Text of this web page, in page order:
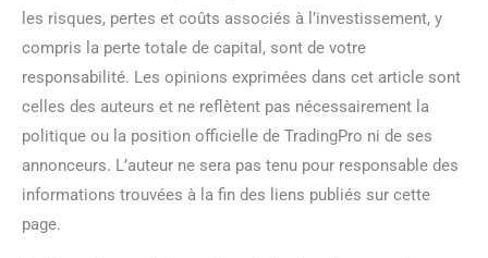
les risques, pertes et coûts associés à l’investissement, y
compris la perte totale de capital, sont de votre
responsabilité. Les opinions exprimées dans cet article sont
celles des auteurs et ne reflètent pas nécessairement la
politique ou la position officielle de TradingPro ni de ses
annonceurs. L’auteur ne sera pas tenu pour responsable des
informations trouvées à la fin des liens publiés sur cette
page.